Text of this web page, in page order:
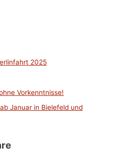
2025
Vorkenntnisse!
Januar in Bielefeld und